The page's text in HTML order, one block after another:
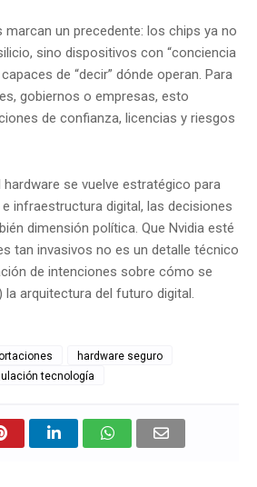
un precedente: los chips ya no
sino dispositivos con “conciencia
de “decir” dónde operan. Para
gobiernos o empresas, esto
de confianza, licencias y riesgos
hardware se vuelve estratégico para
infraestructura digital, las decisiones
dimensión política. Que Nvidia esté
tan invasivos no es un detalle técnico
de intenciones sobre cómo se
la arquitectura del futuro digital.
hardware seguro
tecnología